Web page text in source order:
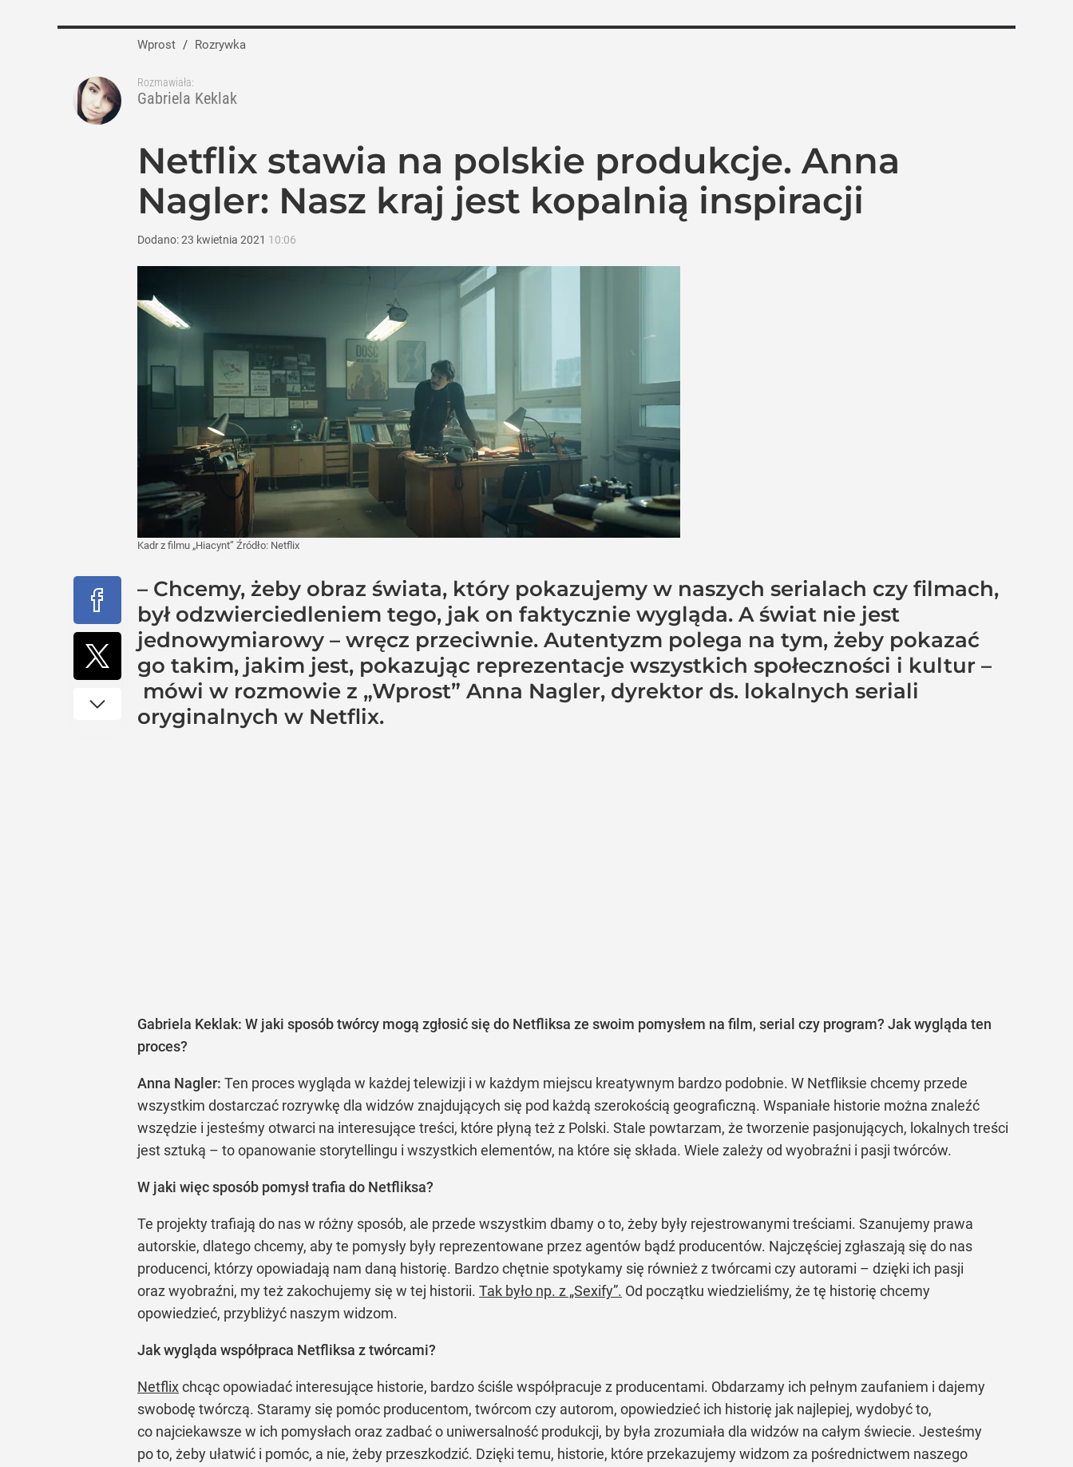
Wprost / Rozrywka
Rozmawiała:
Gabriela Keklak
Netflix stawia na polskie produkcje. Anna
Nagler: Nasz kraj jest kopalnią inspiracji
Dodano:23 kwietnia 2021 10:06
Kadr z filmu „Hiacynt” Źródło: Netflix
– Chcemy, żeby obraz świata, który pokazujemy w naszych serialach czy filmach,
był odzwierciedleniem tego, jak on faktycznie wygląda. A świat nie jest
jednowymiarowy – wręcz przeciwnie. Autentyzm polega na tym, żeby pokazać
go takim, jakim jest, pokazując reprezentacje wszystkich społeczności i kultur –
mówi w rozmowie z „Wprost” Anna Nagler, dyrektor ds. lokalnych seriali
oryginalnych w Netflix.
Gabriela Keklak: W jaki sposób twórcy mogą zgłosić się do Netfliksa ze swoim pomysłem na film, serial czy program? Jak wygląda ten
proces?
Anna Nagler: Ten proces wygląda w każdej telewizji i w każdym miejscu kreatywnym bardzo podobnie. W Netfliksie chcemy przede
wszystkim dostarczać rozrywkę dla widzów znajdujących się pod każdą szerokością geograficzną. Wspaniałe historie można znaleźć
wszędzie i jesteśmy otwarci na interesujące treści, które płyną też z Polski. Stale powtarzam, że tworzenie pasjonujących, lokalnych treści
jest sztuką – to opanowanie storytellingu i wszystkich elementów, na które się składa. Wiele zależy od wyobraźni i pasji twórców.
W jaki więc sposób pomysł trafia do Netfliksa?
Te projekty trafiają do nas w różny sposób, ale przede wszystkim dbamy o to, żeby były rejestrowanymi treściami. Szanujemy prawa
autorskie, dlatego chcemy, aby te pomysły były reprezentowane przez agentów bądź producentów. Najczęściej zgłaszają się do nas
producenci, którzy opowiadają nam daną historię. Bardzo chętnie spotykamy się również z twórcami czy autorami – dzięki ich pasji
oraz wyobraźni, my też zakochujemy się w tej historii. Tak było np. z „Sexify”. Od początku wiedzieliśmy, że tę historię chcemy
opowiedzieć, przybliżyć naszym widzom.
Jak wygląda współpraca Netfliksa z twórcami?
Netflixchcąc opowiadać interesujące historie, bardzo ściśle współpracuje z producentami. Obdarzamy ich pełnym zaufaniem i dajemy
swobodę twórczą. Staramy się pomóc producentom, twórcom czy autorom, opowiedzieć ich historię jak najlepiej, wydobyć to,
co najciekawsze w ich pomysłach oraz zadbać o uniwersalność produkcji, by była zrozumiała dla widzów na całym świecie. Jesteśmy
po to, żeby ułatwić i pomóc, a nie, żeby przeszkodzić. Dzięki temu, historie, które przekazujemy widzom za pośrednictwem naszego